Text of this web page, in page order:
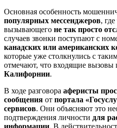
Основная особенность
популярных мессенджеров,
вызывающего не так просто
случаев звонки поступают с
канадских или американских
которые уже столкнулись с
отмечают, что входящие вызовы
Калифорнии.
В ходе разговора аферисты
сообщения от портала
сервисов. Они объясняют это
подтверждения личности для